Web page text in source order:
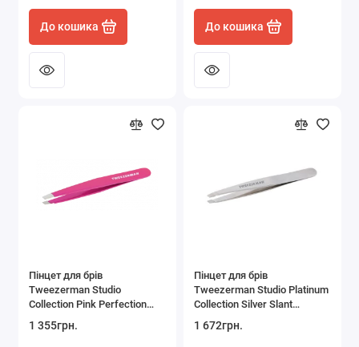
До кошика До кошика
Пінцет для брів
Tweezerman Studio
Collection Pink Perfection
1 355грн.
Пінцет для брів
Tweezerman Studio Platinum
Collection Silver Slant
1 672грн.